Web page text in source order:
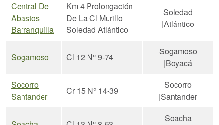
Central De
Abastos
Barranquilla
Km 4 Prolongación
De La Cl Murillo
Soledad Atlántico
Soledad
|Atlántico
Sogamoso Cl 12 N° 9-74
Sogamoso
|Boyacá
Socorro
Santander
Cr 15 N° 14-39
Socorro
|Santander
Soacha